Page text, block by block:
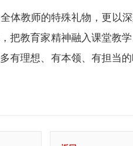
体教师的特殊礼物，更以
把教育家精神融入课堂教
有理想、有本领、有担当